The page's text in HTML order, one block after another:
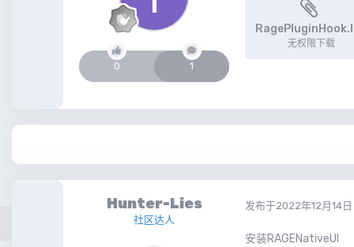
0 1
无权限下载
Hunter-Lies
社区达人
发布于2022年12月14日
安装RAGENativeUI